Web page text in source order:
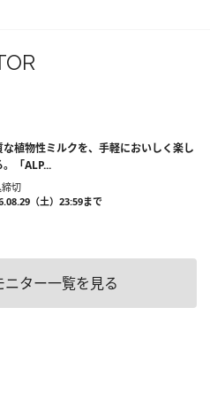
な植物性ミルクを、手軽においしく楽し
。「ALP...
切
（土）23:59まで
ター一覧を見る